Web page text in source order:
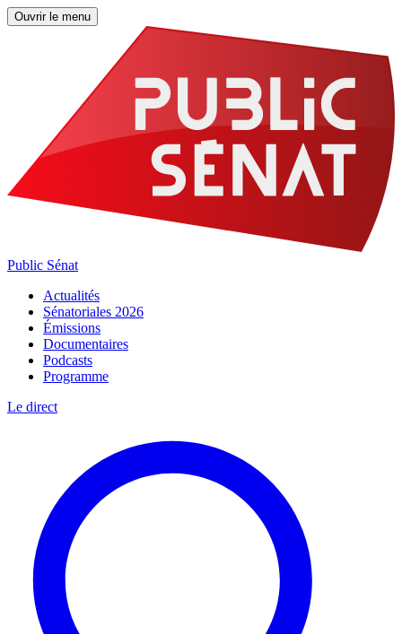
Ouvrir le menu
Public Sénat
Actualités
Sénatoriales 2026
Émissions
Documentaires
Podcasts
Programme
Le direct